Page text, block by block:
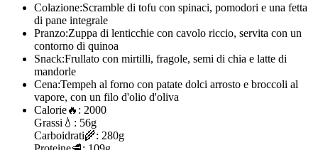
Colazione:Scramble di tofu con spinaci, pomodori e una fetta
di pane integrale
Pranzo:Zuppa di lenticchie con cavolo riccio, servita con un
contorno di quinoa
Snack:Frullato con mirtilli, fragole, semi di chia e latte di
mandorle
Cena:Tempeh al forno con patate dolci arrosto e broccoli al
vapore, con un filo d'olio d'oliva
Calorie🔥: 2000
Grassi 💧: 56g
Carboidrati🌾: 280g